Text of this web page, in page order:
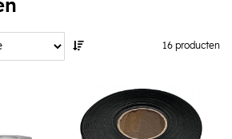
16 producten